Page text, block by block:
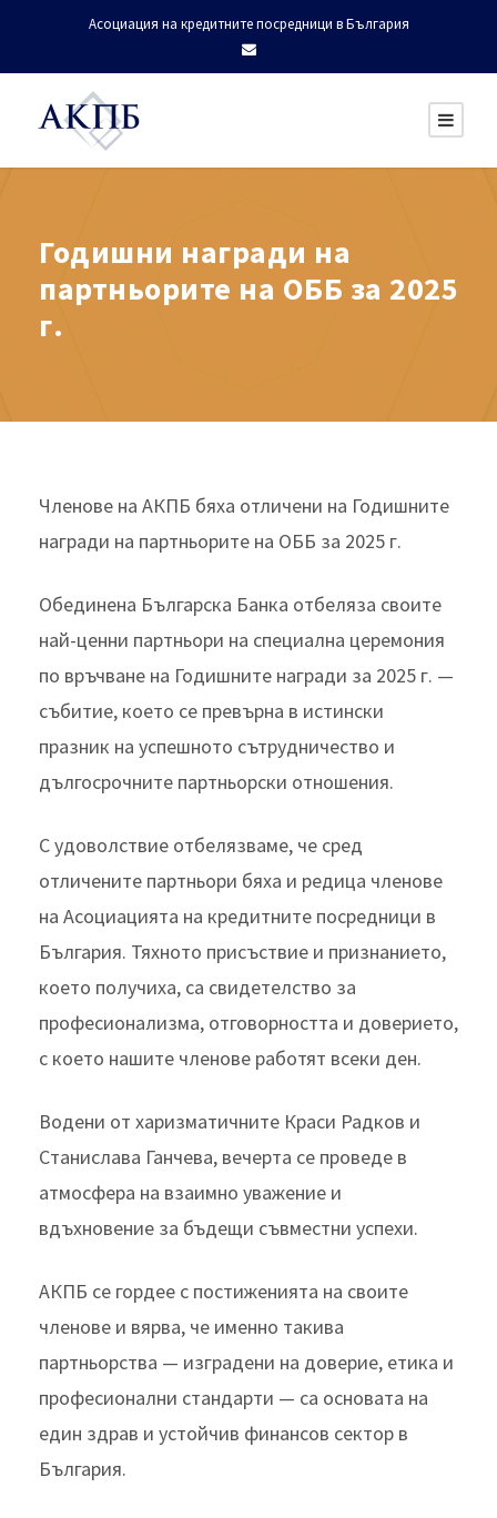
Асоциация на кредитните посредници в България
Годишни награди на
партньорите на ОББ за 2025
г.
Членове на АКПБ бяха отличени на Годишните
награди на партньорите на ОББ за 2025 г.
Обединена Българска Банка отбеляза своите
най-ценни партньори на специална церемония
по връчване на Годишните награди за 2025 г. —
събитие, което се превърна в истински
празник на успешното сътрудничество и
дългосрочните партньорски отношения.
С удоволствие отбелязваме, че сред
отличените партньори бяха и редица членове
на Асоциацията на кредитните посредници в
България. Тяхното присъствие и признанието,
което получиха, са свидетелство за
професионализма, отговорността и доверието,
с което нашите членове работят всеки ден.
Водени от харизматичните Краси Радков и
Станислава Ганчева, вечерта се проведе в
атмосфера на взаимно уважение и
вдъхновение за бъдещи съвместни успехи.
АКПБ се гордее с постиженията на своите
членове и вярва, че именно такива
партньорства — изградени на доверие, етика и
професионални стандарти — са основата на
един здрав и устойчив финансов сектор в
България.